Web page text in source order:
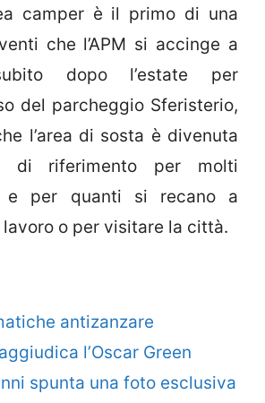
camper è il primo di una
che l’APM si accinge a
dopo l’estate per
del parcheggio Sferisterio,
l’area di sosta è divenuta
di riferimento per molti
e per quanti si recano a
o per visitare la città.
antizanzare
l’Oscar Green
spunta una foto esclusiva